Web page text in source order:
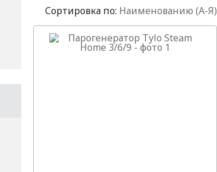
Сортировка по: Наименованию (А-Я)